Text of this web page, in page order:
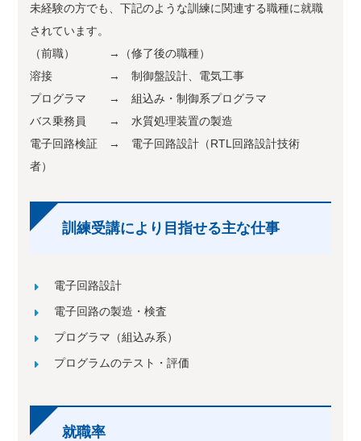
未経験の方でも、下記のような訓練に関連する職種に就職
されています。
（前職） →（修了後の職種）
溶接 → 制御盤設計、電気工事
プログラマ → 組込み・制御系プログラマ
バス乗務員 → 水質処理装置の製造
電子回路検証 → 電子回路設計（RTL回路設計技術
者）
訓練受講により目指せる主な仕事
電子回路設計
電子回路の製造・検査
プログラマ（組込み系）
プログラムのテスト・評価
就職率